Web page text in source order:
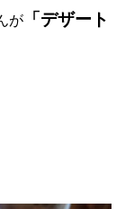
が
「デザート